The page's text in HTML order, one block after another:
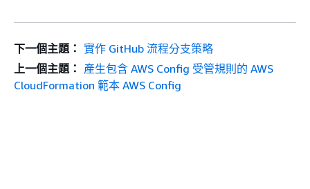
下一個主題： 實作 GitHub 流程分支策略
上一個主題： 產生包含 AWS Config 受管規則的 AWS
CloudFormation 範本 AWS Config